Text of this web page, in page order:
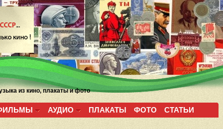
из кино, плакаты и фото
АУДИО ПЛАКАТЫ ФОТО СТАТЬИ